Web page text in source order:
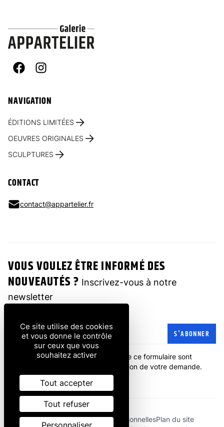
FacebookInstagram
NAVIGATION
ÉDITIONS LIMITÉES
OEUVRES ORIGINALES
SCULPTURES
CONTACT
contact@appartelier.fr
VOUS VOULEZ ÊTRE INFORMÉ DES
NOUVEAUTÉS ? Inscrivez-vous à notre
newsletter
Adresse e-mail S'ABONNER
Les informations recueillies à partir de ce formulaire sont
transmises à l'entreprise pour la gestion de votre demande.
politique de confidentialité.
Mentions légalesDonnées personnellesPlan du site
Ce site utilise des cookies
et vous donne le contrôle
sur ceux que vous
souhaitez activer
Tout accepter
Tout refuser
Personnaliser